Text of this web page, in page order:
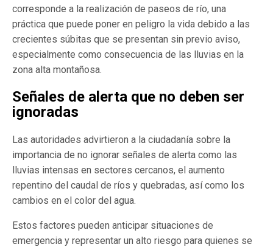
corresponde a la realización de paseos de río, una
práctica que puede poner en peligro la vida debido a las
crecientes súbitas que se presentan sin previo aviso,
especialmente como consecuencia de las lluvias en la
zona alta montañosa.
Señales de alerta que no deben ser
ignoradas
Las autoridades advirtieron a la ciudadanía sobre la
importancia de no ignorar señales de alerta como las
lluvias intensas en sectores cercanos, el aumento
repentino del caudal de ríos y quebradas, así como los
cambios en el color del agua.
Estos factores pueden anticipar situaciones de
emergencia y representar un alto riesgo para quienes se